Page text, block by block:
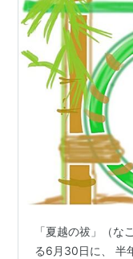
「夏越の祓」（な
る6月30日に、 半